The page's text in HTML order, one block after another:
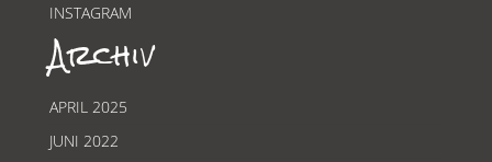
INSTAGRAM
Archiv
APRIL 2025
JUNI 2022